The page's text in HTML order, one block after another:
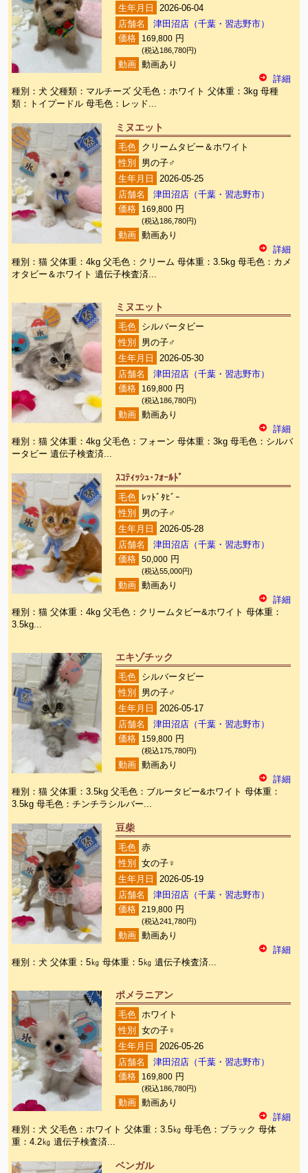
生年月日
2026-06-04
店舗名
津田沼店（千葉・習志野市）
価格
169,800 円
(税込186,780円)
動画
動画あり
詳細
種別：犬 父種類：マルチーズ 父毛色：ホワイト 父体重：3kg 母種
類：トイプードル 母毛色：レッド...
ミヌエット
毛色
クリームタビー＆ホワイト
性別
男の子♂
生年月日
2026-05-25
店舗名
津田沼店（千葉・習志野市）
価格
169,800 円
(税込186,780円)
動画
動画あり
詳細
種別：猫 父体重：4kg 父毛色：クリーム 母体重：3.5kg 母毛色：カメ
オタビー＆ホワイト 遺伝子検査済...
ミヌエット
毛色
シルバータビー
性別
男の子♂
生年月日
2026-05-30
店舗名
津田沼店（千葉・習志野市）
価格
169,800 円
(税込186,780円)
動画
動画あり
詳細
種別：猫 父体重：4kg 父毛色：フォーン 母体重：3kg 母毛色：シルバ
ータビー 遺伝子検査済...
ｽｺﾃｨｯｼｭ･ﾌｫｰﾙﾄﾞ
毛色
ﾚｯﾄﾞﾀﾋﾞｰ
性別
男の子♂
生年月日
2026-05-28
店舗名
津田沼店（千葉・習志野市）
価格 50,000 円
(税込55,000円)
動画
動画あり
詳細
種別：猫 父体重：4kg 父毛色：クリームタビー&ホワイト 母体重：
3.5kg...
エキゾチック
毛色
シルバータビー
性別
男の子♂
生年月日
2026-05-17
店舗名
津田沼店（千葉・習志野市）
価格
159,800 円
(税込175,780円)
動画
動画あり
詳細
種別：猫 父体重：3.5kg 父毛色：ブルータビー&ホワイト 母体重：
3.5kg 母毛色：チンチラシルバー...
豆柴
毛色 赤
性別
女の子♀
生年月日
2026-05-19
店舗名
津田沼店（千葉・習志野市）
価格 219,800 円
(税込241,780円)
動画
動画あり
詳細
種別：犬 父体重：5㎏ 母体重：5㎏ 遺伝子検査済...
ポメラニアン
毛色 ホワイト
性別
女の子♀
生年月日
2026-05-26
店舗名
津田沼店（千葉・習志野市）
価格
169,800 円
(税込186,780円)
動画
動画あり
詳細
種別：犬 父毛色：ホワイト 父体重：3.5㎏ 母毛色：ブラック 母体
重：4.2㎏ 遺伝子検査済...
ベンガル